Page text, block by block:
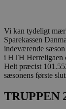
Vi kan tydeligt
Sparekassen
indeværende
i HTH Herreligaen
Helt præcist
sæsonens første
TRUPPEN